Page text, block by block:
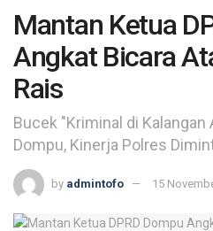
Mantan Ketua
Angkat Bicara
Rais
Bucek "Kriminal di
Dompu, Kinerja Polres
by admintofo 15